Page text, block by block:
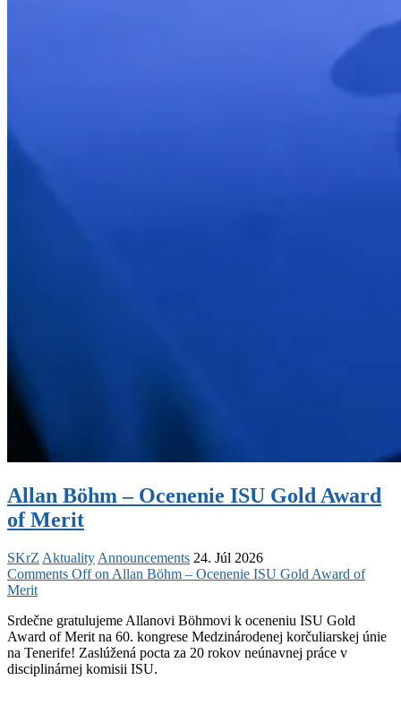
Allan Böhm – Ocenenie ISU Gold Award
of Merit
SKrZ Aktuality Announcements 24. Júl 2026
Comments Offon Allan Böhm – Ocenenie ISU Gold Award of
Merit
Srdečne gratulujeme Allanovi Böhmovi k oceneniu ISU Gold
Award of Merit na 60. kongrese Medzinárodenej korčuliarskej únie
na Tenerife! Zaslúžená pocta za 20 rokov neúnavnej práce v
disciplinárnej komisii ISU.